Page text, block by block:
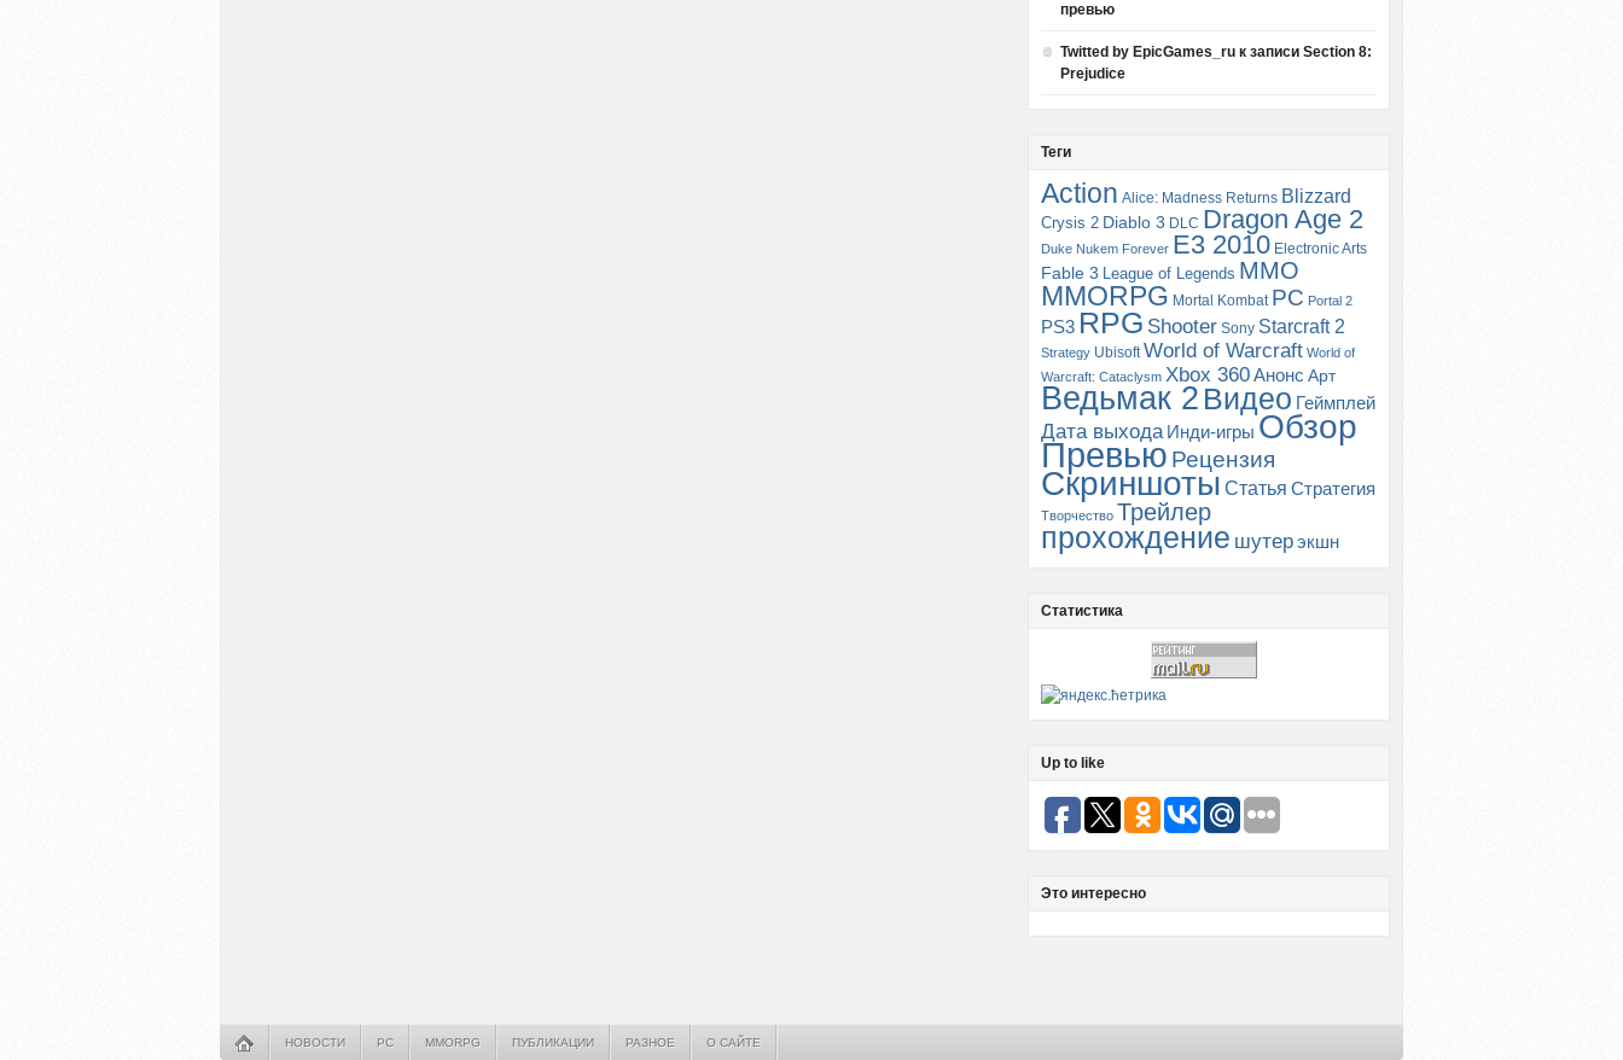
превью
Twitted by EpicGames_ru к записи Section 8:
Prejudice
Теги
Action Alice: Madness Returns Blizzard
Crysis 2 Diablo 3 DLC Dragon Age 2
Duke Nukem Forever E3 2010 Electronic Arts
Fable 3 League of Legends MMO
MMORPG Mortal Kombat PC Portal 2
PS3 RPG Shooter Sony Starcraft 2
Strategy Ubisoft World of Warcraft World of
Warcraft: Cataclysm Xbox 360Анонс Арт
Ведьмак 2 Видео Геймплей
Дата выхода Инди-игры Обзор
Превью Рецензия
Скриншоты Статья Стратегия
Творчество Трейлер
прохождение шутерэкшн
Статистика
Up to like
Это интересно
НОВОСТИ PC MMORPG ПУБЛИКАЦИИ РАЗНОЕ О САЙТЕ